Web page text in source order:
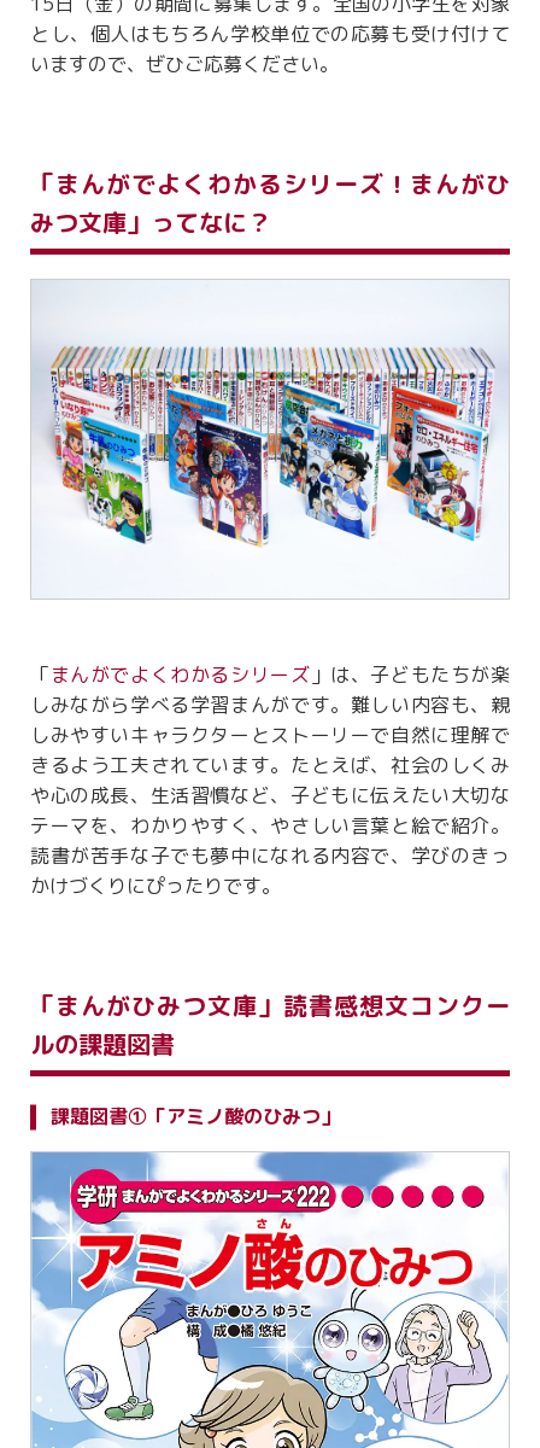
とし、個人はもちろん学校単位での応募も受け付けて
いますので、ぜひご応募ください。
「まんがでよくわかるシリーズ！まんがひ
みつ文庫」ってなに？
「まんがでよくわかるシリーズ 」は、子どもたちが楽
しみながら学べる学習まんがです。難しい内容も、親
しみやすいキャラクターとストーリーで自然に理解で
きるよう工夫されています。たとえば、社会のしくみ
や心の成長、生活習慣など、子どもに伝えたい大切な
テーマを、わかりやすく、やさしい言葉と絵で紹介。
読書が苦手な子でも夢中になれる内容で、学びのきっ
かけづくりにぴったりです。
「まんがひみつ文庫」読書感想文コンクー
ルの課題図書
課題図書①「アミノ酸のひみつ」